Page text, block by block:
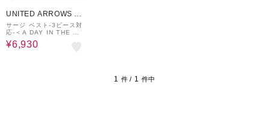
UNITED ARROWS O
UTLET
サージ ベスト-3ピース対
応-＜A DAY IN THE LI
FE＞
¥6,930
1 件 / 1 件中